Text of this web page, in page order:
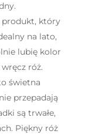
który
na lato,
lubię kolor
róż.
świetna
przepadają
są trwałe,
Piękny róż